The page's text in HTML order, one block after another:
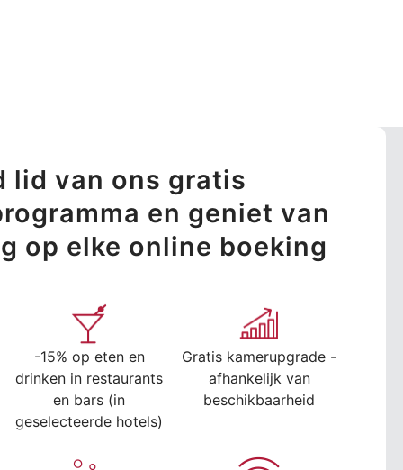
lid van ons gratis
en geniet van
op elke online boeking
-15% op eten en
drinken in restaurants
en bars (in
geselecteerde hotels)
Gratis kamerupgrade -
afhankelijk van
beschikbaarheid